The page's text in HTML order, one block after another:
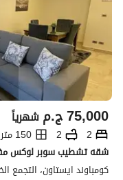
ج.م75,000 شهرياً
2
2
150 متر مربع
كومباوند ايستاون، التجمع